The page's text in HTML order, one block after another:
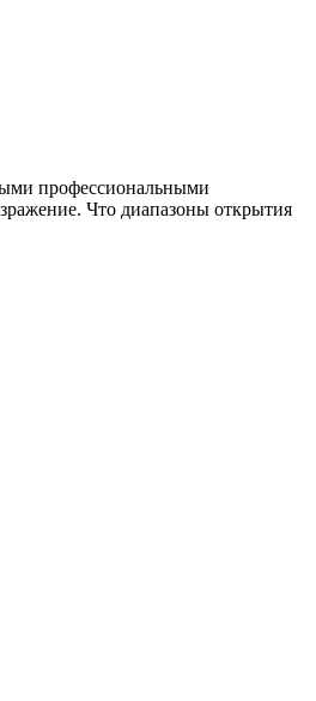
профессиональными
Что диапазоны открытия